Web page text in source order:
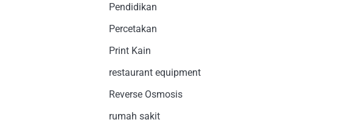
Pendidikan
Percetakan
Print Kain
restaurant equipment
Reverse Osmosis
rumah sakit